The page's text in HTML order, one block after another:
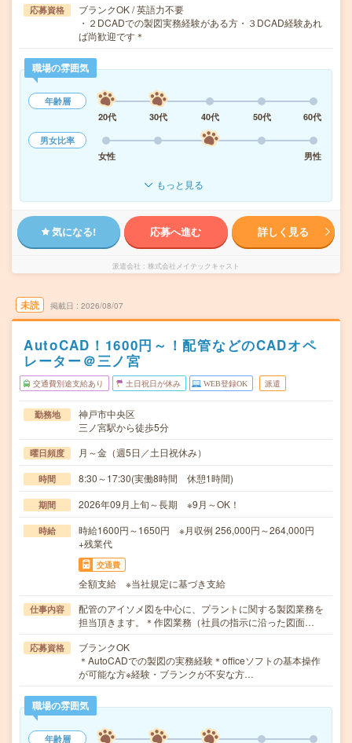
応募資格
ブランクOK / 英語力不要
・２DCADでの製図実務経験がある方・３DCAD経験あれ
ば尚歓迎です＊
職場の雰囲気
年齢層
20代
30代 40代 50代
60代
男女比率
女性
男性
もっと見る
気になる! 応募へ進む 詳しく見る
派遣会社 株式会社メイテックキャスト
未読 掲載日 2026/08/07
AutoCAD！1600円～！配管などのCADオペ
レーター＠三ノ宮
交通費別途支給あり 土日祝日が休み WEB登録OK 派遣
勤務地
神戸市中央区
三ノ宮駅から徒歩5分
曜日頻度 月～金（週5日／土日祝休み）
時間 8:30～17:30(実働8時間 休憩1時間)
期間 2026年09月上旬～長期 ※9月～OK！
時給
時給1600円～1650円 ※月収例 256,000円～264,000円
+残業代
交通費
全額支給 ※当社規定に基づき支給
仕事内容
配管のアイソメ図を中心に、プラントに関する製図業務を
担当頂きます。＊作図業務（社員の指示に沿った図面…
応募資格
ブランクOK
＊AutoCADでの製図の実務経験＊officeソフトの基本操作
が可能な方※経験・ブランクが不安な方…
職場の雰囲気
年齢層